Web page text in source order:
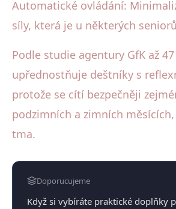
Automatické ovládání:
síly, která je u některých
Podle studie agentury GfK až
upřednostňuje deštníky s
protože se cítí bezpečněji
podzimních a zimních
tma.
Doporucujeme
Když si vybíráte praktické doplňky